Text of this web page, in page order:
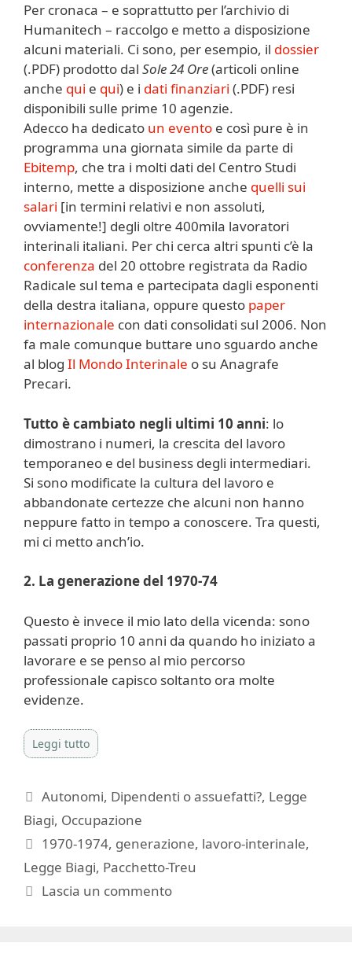
Per cronaca – e soprattutto per l’archivio di
Humanitech – raccolgo e metto a disposizione
alcuni materiali. Ci sono, per esempio, il dossier
(.PDF) prodotto dal Sole 24 Ore(articoli online
anche qui e qui) e i dati finanziari (.PDF) resi
disponibili sulle prime 10 agenzie.
Adecco ha dedicato un evento e così pure è in
programma una giornata simile da parte di
Ebitemp, che tra i molti dati del Centro Studi
interno, mette a disposizione anche quelli sui
salari [in termini relativi e non assoluti,
ovviamente!] degli oltre 400mila lavoratori
interinali italiani. Per chi cerca altri spunti c’è la
conferenza del 20 ottobre registrata da Radio
Radicale sul tema e partecipata dagli esponenti
della destra italiana, oppure questo paper
internazionale con dati consolidati sul 2006. Non
fa male comunque buttare uno sguardo anche
al blog Il Mondo Interinale o su Anagrafe
Precari.
Tutto è cambiato negli ultimi 10 anni: lo
dimostrano i numeri, la crescita del lavoro
temporaneo e del business degli intermediari.
Si sono modificate la cultura del lavoro e
abbandonate certezze che alcuni non hanno
neppure fatto in tempo a conoscere. Tra questi,
mi ci metto anch’io.
2. La generazione del 1970-74
Questo è invece il mio lato della vicenda: sono
passati proprio 10 anni da quando ho iniziato a
lavorare e se penso al mio percorso
professionale capisco soltanto ora molte
evidenze.
Leggi tutto
Categorie
Autonomi, Dipendenti o assuefatti?, Legge
Biagi, Occupazione
Tag
1970-1974, generazione, lavoro-interinale,
Legge Biagi, Pacchetto-Treu
Lascia un commento